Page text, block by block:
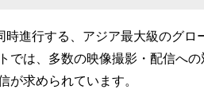
時進行する、アジア最大級のグロ
では、多数の映像撮影・配信への
が求められています。